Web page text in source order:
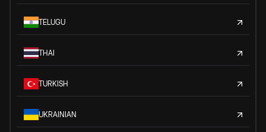
TELUGU
THAI
TURKISH
UKRAINIAN